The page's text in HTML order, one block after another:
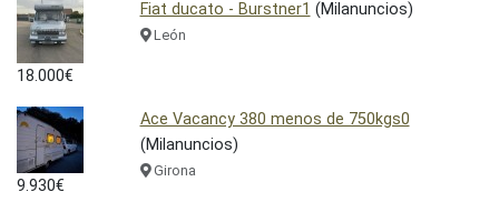
18.000€
Fiat ducato - Burstner1 (Milanuncios)
León
9.930€
Ace Vacancy 380 menos de 750kgs0
(Milanuncios)
Girona